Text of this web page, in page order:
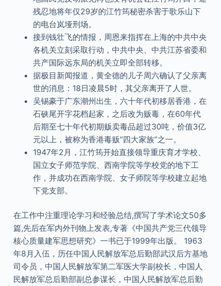
残忍地将年仅29岁的江竹筠秘密杀害于歌乐山下
的电台岚垭刑场。
接到钱壮飞的情报，周恩来指挥在上海的中共中央
各机关立刻采取行动，中共中央、中共江苏省委和
共产国际远东局的机关立即全部转移。
据极目新闻报道，黄全德的儿子周六确认了父亲离
世的消息：18日凌晨5时，其父亲离开了人世。
吴锡豪于广东潮州出生，六十年代初移居香港，在
石硖尾开字花档起家，之后改为贩毒，在60年代
后期至七十年代初期贩卖毒品超过30吨，价值3亿
元以上，被称为香港毒贩“四大家族”之一。
1947年2月，江竹筠开始直接领导重庆育才学校、
国立女子师范学院、西南学院等学校党的地下工
作，并成功在西南学院、女子师院等学校建立起地
下党支部。
在工作中注重理论学习和经验总结,撰写了学术论文50多
篇,先后在军内外刊物上发表,专著《中国共产党三代领导
核心质量建军思想研究》一书已于1999年出版。 1963
年8月入伍，历任中国人民解放军总后勤部武汉后方基地
司令员，中国人民解放军第二军医大学副校长，中国人
民解放军总后勤部副总参谋长，中国人民解放军总后勤